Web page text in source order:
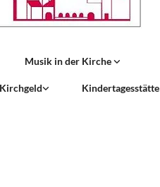
Musik in der Kirche
Kindertagesstätte